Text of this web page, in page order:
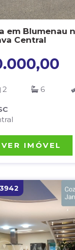
em Blumenau
Central
2 6
VER IMÓVEL